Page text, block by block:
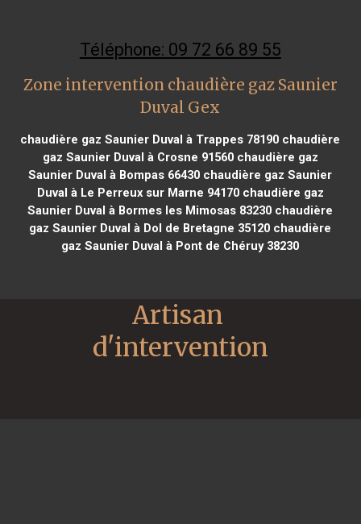
Téléphone: 09 72 66 89 55
Zone intervention chaudière gaz Saunier
Duval Gex
chaudière gaz Saunier Duval à Trappes 78190 chaudière
gaz Saunier Duval à Crosne 91560chaudière gaz
Saunier Duval à Bompas 66430 chaudière gaz Saunier
Duval à Le Perreux sur Marne 94170chaudière gaz
Saunier Duval à Bormes les Mimosas 83230 chaudière
gaz Saunier Duval à Dol de Bretagne 35120 chaudière
gaz Saunier Duval à Pont de Chéruy 38230
Artisan
d'intervention